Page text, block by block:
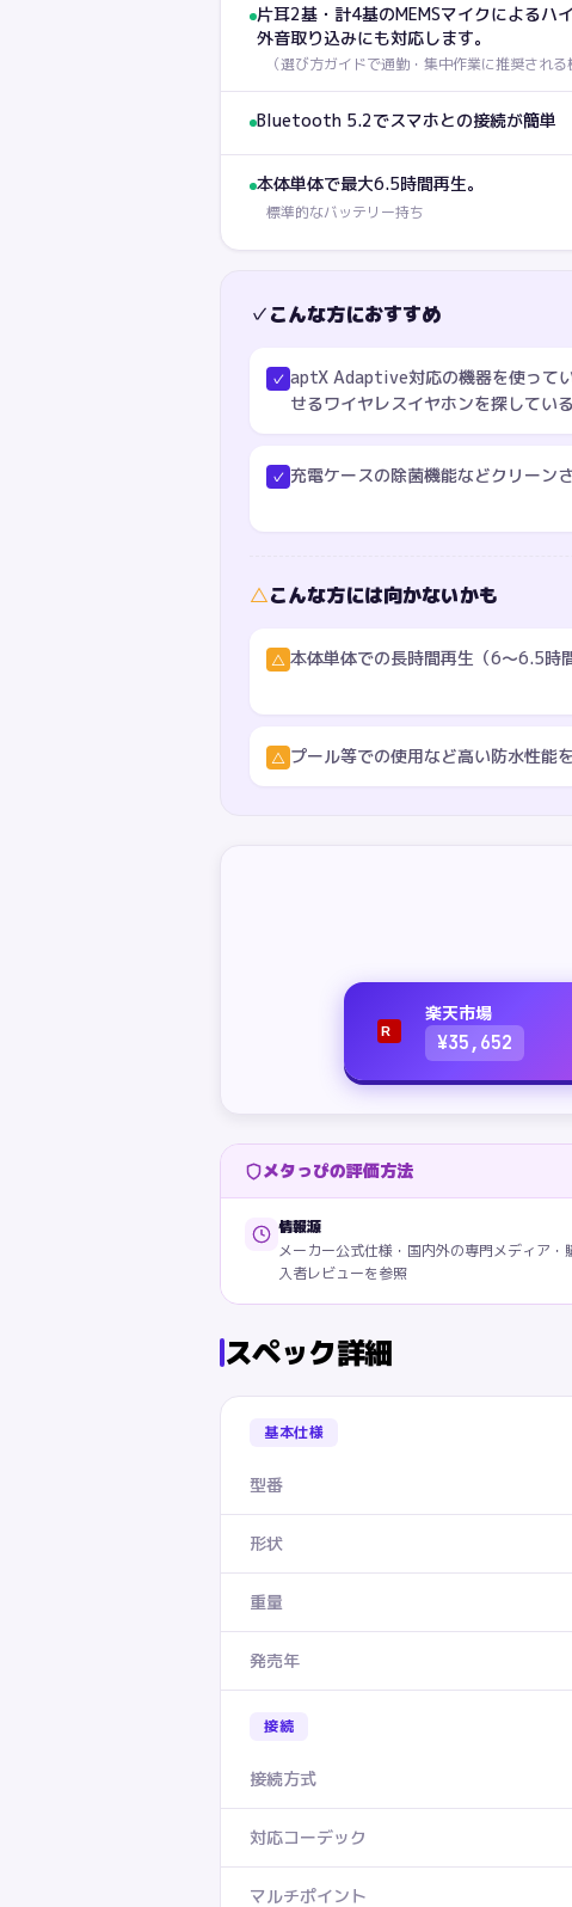
片耳2基・計4基のMEMSマイクによるハ
外音取り込みにも対応します。
（選び方ガイドで通勤・集中作業に推奨される
Bluetooth 5.2でスマホとの接続が簡単
本体単体で最大6.5時間再生。
標準的なバッテリー持ち
✓こんな方におすすめ
✓ aptX Adaptive対応の機器を使って
せるワイヤレスイヤホンを探してい
✓ 充電ケースの除菌機能などクリーン
△こんな方には向かないかも
△ 本体単体での長時間再生（6〜6.5時
△ プール等での使用など高い防水性能
R
楽天市場
¥35,652
メタっぴの評価方法
情報源
メーカー公式仕様・国内外の専門メディア・
入者レビューを参照
スペック詳細
基本仕様
型番
形状
重量
発売年
接続
接続方式
対応コーデック
マルチポイント